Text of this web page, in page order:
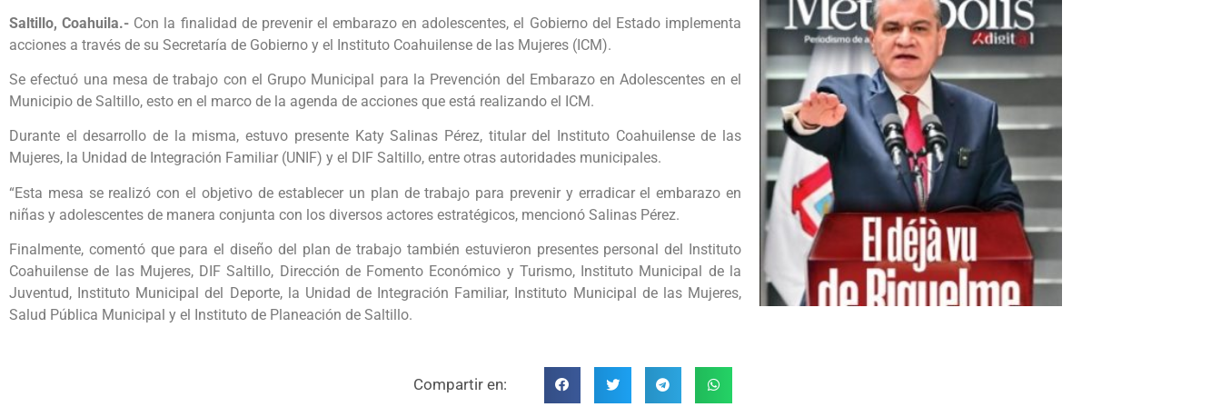
Saltillo, Coahuila.- Con la finalidad de prevenir el embarazo en adolescentes, el Gobierno del Estado implementa
acciones a través de su Secretaría de Gobierno y el Instituto Coahuilense de las Mujeres (ICM).
Se efectuó una mesa de trabajo con el Grupo Municipal para la Prevención del Embarazo en Adolescentes en el
Municipio de Saltillo, esto en el marco de la agenda de acciones que está realizando el ICM.
Durante el desarrollo de la misma, estuvo presente Katy Salinas Pérez, titular del Instituto Coahuilense de las
Mujeres, la Unidad de Integración Familiar (UNIF) y el DIF Saltillo, entre otras autoridades municipales.
“Esta mesa se realizó con el objetivo de establecer un plan de trabajo para prevenir y erradicar el embarazo en
niñas y adolescentes de manera conjunta con los diversos actores estratégicos, mencionó Salinas Pérez.
Finalmente, comentó que para el diseño del plan de trabajo también estuvieron presentes personal del Instituto
Coahuilense de las Mujeres, DIF Saltillo, Dirección de Fomento Económico y Turismo, Instituto Municipal de la
Juventud, Instituto Municipal del Deporte, la Unidad de Integración Familiar, Instituto Municipal de las Mujeres,
Salud Pública Municipal y el Instituto de Planeación de Saltillo.
Compartir en: